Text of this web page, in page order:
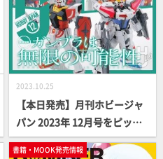
2023.10.25
【本日発売】月刊ホビージャ
パン 2023年 12月号をピック
アップ！
書籍・MOOK発売情報